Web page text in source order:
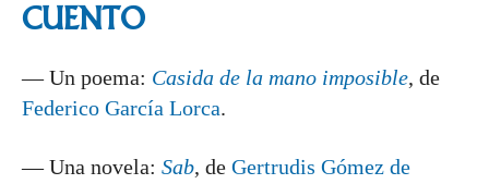
CUENTO
— Un poema: Casida de la mano imposible, de
Federico García Lorca.
— Una novela: Sab, de Gertrudis Gómez de